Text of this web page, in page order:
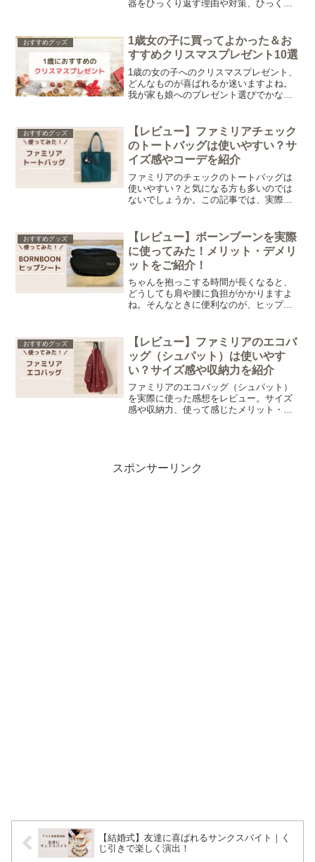
器をひっくり返す理由や対策、ひっくり
参考にしてみてくださいね。
おすすめグッズ
1歳女の子に買ってよかった＆お
すすめクリスマスプレゼント10選
1歳の女の子へのクリスマスプレゼント、
どんなものが喜ばれるか迷いますよね。
我が家も娘へのプレゼント選びでかなり
ゃをもとに、1歳の女の子におすすめのク
リスマスプレゼントをご紹介します。
おすすめグッズ
【レビュー】ファミリアチェック
のトートバッグは使いやすい？サ
イズ感やコーデを紹介
ファミリアのチェックのトートバッグは
使いやすい？と気になる方も多いのでは
ないでしょうか。この記事では、実際に
します。
おすすめグッズ
【レビュー】ボーンブーンを実際
に使ってみた！メリット・デメリ
ットをご紹介！
ちゃんを抱っこする時間が長くなると、
どうしても肩や腰に負担がかかりますよ
ね。そんなときに便利なのが、ヒップシ
ンを使った感想をもとに、メリット・デ
メリットを正直にレビューします。
おすすめグッズ
【レビュー】ファミリアのエコバ
ッグ（シュパット）は使いやす
い？サイズ感や収納力を紹介
ファミリアのエコバッグ（シュパット）
を実際に使った感想をレビュー。サイズ
感や収納力、使って感じたメリット・デ
スポンサーリンク
【結婚式】友達に喜ばれるサンクスバイト｜く
じ引きで楽しく演出！